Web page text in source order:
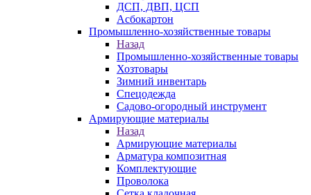
ДСП, ДВП, ЦСП
Асбокартон
Промышленно-хозяйственные товары
Назад
Промышленно-хозяйственные товары
Хозтовары
Зимний инвентарь
Спецодежда
Садово-огородный инструмент
Армирующие материалы
Назад
Армирующие материалы
Арматура композитная
Комплектующие
Проволока